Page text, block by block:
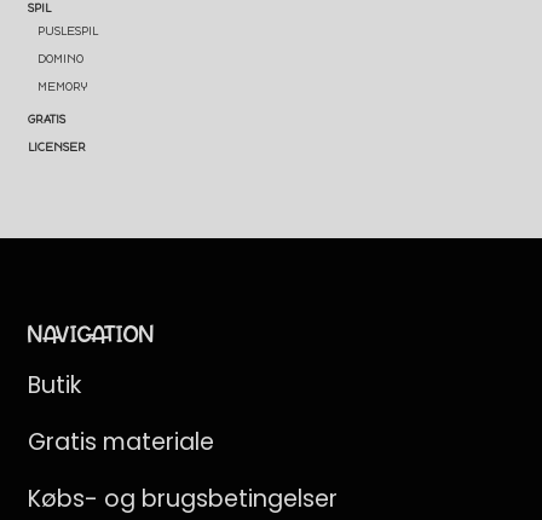
SPIL
PUSLESPIL
DOMINO
MEMORY
GRATIS
LICENSER
NAVIGATION
Butik
Gratis materiale
Købs- og brugsbetingelser
💛 Praktiske tips og gratis
undervisningsmateriale direkte i din
indbakke
Email
dig når som helst.